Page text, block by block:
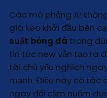
Các mô phỏng AI
giá kèo khởi đầu bên
suất bóng đá trong
tin tức new vẫn tạo ra
tài chủ yếu nghịch
mạnh. Điều này có tác
ngay đổi cầm nuốm